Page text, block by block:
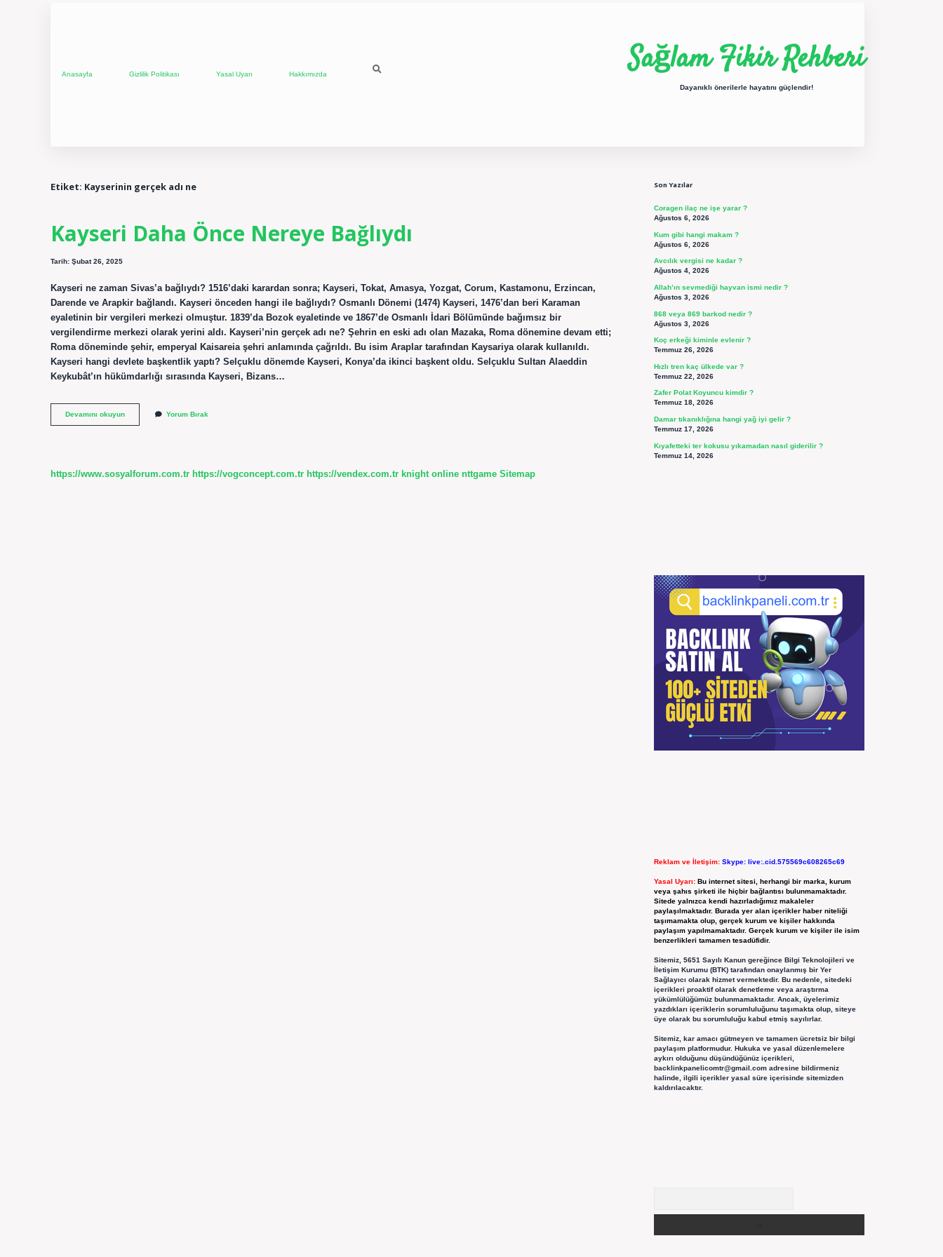
Anasayfa Gizlilik Politikası Yasal Uyarı Hakkımızda Sağlam Fikir Rehberi
Dayanıklı önerilerle hayatını güçlendir!
Etiket: Kayserinin gerçek adı ne
Kayseri Daha Önce Nereye Bağlıydı
Tarih: Şubat 26, 2025
Kayseri ne zaman Sivas’a bağlıydı? 1516’daki karardan sonra; Kayseri, Tokat, Amasya, Yozgat, Corum, Kastamonu, Erzincan,
Darende ve Arapkir bağlandı. Kayseri önceden hangi ile bağlıydı? Osmanlı Dönemi (1474) Kayseri, 1476’dan beri Karaman
eyaletinin bir vergileri merkezi olmuştur. 1839’da Bozok eyaletinde ve 1867’de Osmanlı İdari Bölümünde bağımsız bir
vergilendirme merkezi olarak yerini aldı. Kayseri’nin gerçek adı ne? Şehrin en eski adı olan Mazaka, Roma dönemine devam etti;
Roma döneminde şehir, emperyal Kaisareia şehri anlamında çağrıldı. Bu isim Araplar tarafından Kaysariya olarak kullanıldı.
Kayseri hangi devlete başkentlik yaptı? Selçuklu dönemde Kayseri, Konya’da ikinci başkent oldu. Selçuklu Sultan Alaeddin
Keykubât’ın hükümdarlığı sırasında Kayseri, Bizans…
Devamını okuyunKayseri
Daha
Yorum Bırak
https://www.sosyalforum.com.tr https://vogconcept.com.tr https://vendex.com.tr knight online nttgame Sitemap
Son Yazılar
Coragen ilaç ne işe yarar ?
Ağustos 6, 2026
Kum gibi hangi makam ?
Ağustos 6, 2026
Avcılık vergisi ne kadar ?
Ağustos 4, 2026
Allah’ın sevmediği hayvan ismi nedir ?
Ağustos 3, 2026
868 veya 869 barkod nedir ?
Ağustos 3, 2026
Koç erkeği kiminle evlenir ?
Temmuz 26, 2026
Hızlı tren kaç ülkede var ?
Temmuz 22, 2026
Zafer Polat Koyuncu kimdir ?
Temmuz 18, 2026
Damar tıkanıklığına hangi yağ iyi gelir ?
Temmuz 17, 2026
Kıyafetteki ter kokusu yıkamadan nasıl giderilir ?
Temmuz 14, 2026
Reklam ve İletişim: Skype: live:.cid.575569c608265c69
Yasal Uyarı: Bu internet sitesi, herhangi bir marka, kurum
veya şahıs şirketi ile hiçbir bağlantısı bulunmamaktadır.
Sitede yalnızca kendi hazırladığımız makaleler
paylaşılmaktadır. Burada yer alan içerikler haber niteliği
taşımamakta olup, gerçek kurum ve kişiler hakkında
paylaşım yapılmamaktadır. Gerçek kurum ve kişiler ile isim
benzerlikleri tamamen tesadüfidir.
Sitemiz, 5651 Sayılı Kanun gereğince Bilgi Teknolojileri ve
İletişim Kurumu (BTK) tarafından onaylanmış bir Yer
Sağlayıcı olarak hizmet vermektedir. Bu nedenle, sitedeki
içerikleri proaktif olarak denetleme veya araştırma
yükümlülüğümüz bulunmamaktadır. Ancak, üyelerimiz
yazdıkları içeriklerin sorumluluğunu taşımakta olup, siteye
üye olarak bu sorumluluğu kabul etmiş sayılırlar.
Sitemiz, kar amacı gütmeyen ve tamamen ücretsiz bir bilgi
paylaşım platformudur. Hukuka ve yasal düzenlemelere
aykırı olduğunu düşündüğünüz içerikleri,
backlinkpanelicomtr@gmail.comadresine bildirmeniz
halinde, ilgili içerikler yasal süre içerisinde sitemizden
kaldırılacaktır.